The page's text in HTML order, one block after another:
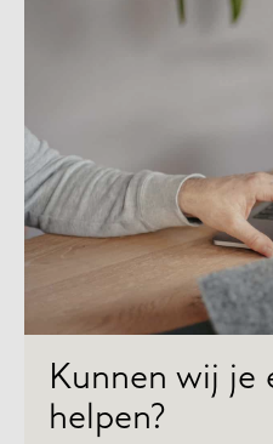
Kunnen wij je
Kunnen wij je
helpen?
Kunnen wij je
helpen?